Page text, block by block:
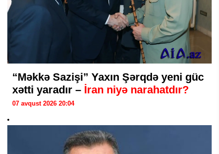
“Məkkə Sazişi” Yaxın Şərqdə yeni güc
xətti yaradır – İran niyə narahatdır?
07 avqust 2026 20:04